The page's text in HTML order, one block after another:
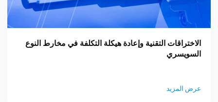
الاختراقات التقنية وإعادة هيكلة التكلفة في مخارط النوع
السويسري
عرض المزيد